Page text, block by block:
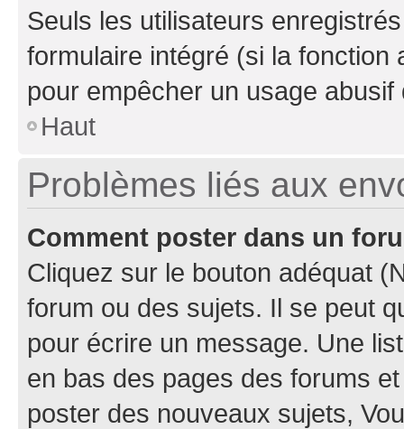
Seuls les utilisateurs
formulaire intégré (si la fonction
pour empêcher un usage
Haut
Problèmes liés aux
Comment poster dans un
Cliquez sur le bouton adéquat
forum ou des sujets. Il se peut
pour écrire un message. Une
en bas des pages des forums
poster des nouveaux sujets,